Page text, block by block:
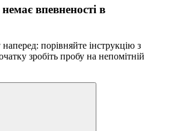
впевненості в
наперед: порівняйте інструкцію з
зробіть пробу на непомітній